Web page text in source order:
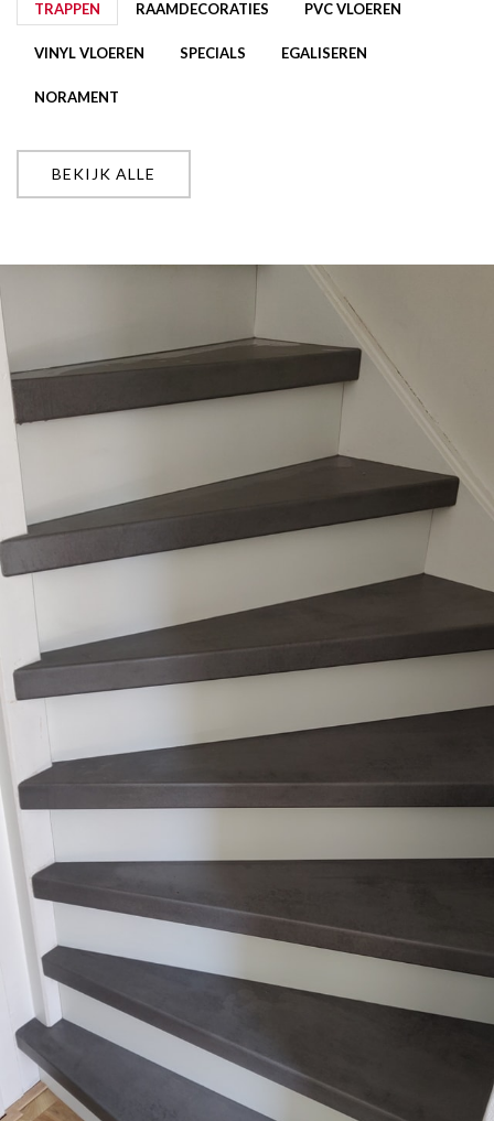
TRAPPEN RAAMDECORATIES PVC VLOEREN
VINYL VLOEREN SPECIALS EGALISEREN
NORAMENT
BEKIJK ALLE